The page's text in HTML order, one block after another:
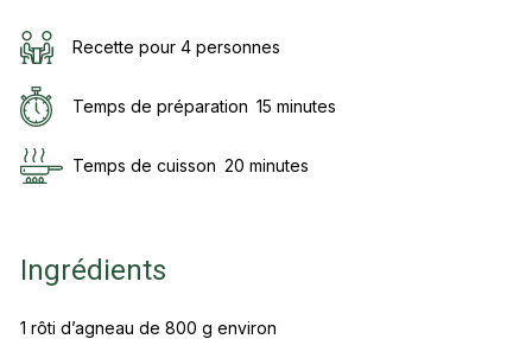
Recette pour 4 personnes
Temps de préparation 15 minutes
Temps de cuisson 20 minutes
Ingrédients
1 rôti d’agneau de 800 g environ